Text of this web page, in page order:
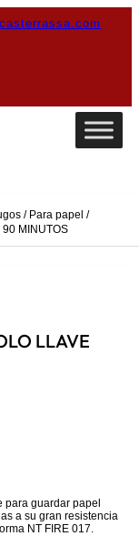
/ Para papel /
90 MINUTOS
LLAVE
€.
guardar papel
a su gran resistencia
NT FIRE 017.